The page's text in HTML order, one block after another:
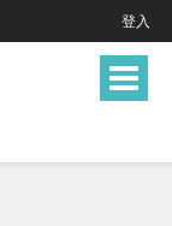
登入
Toggle